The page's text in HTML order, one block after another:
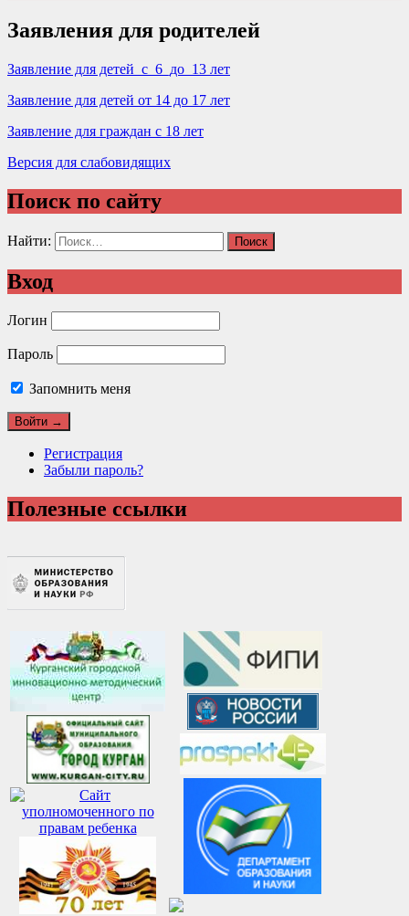
Заявления для родителей
Заявление для детей_c_6_до_13 лет
Заявление для детей от 14 до 17 лет
Заявление для граждан с 18 лет
Версия для слабовидящих
Поиск по сайту
Найти:
Вход
Логин
Пароль
Запомнить меня
Регистрация
Забыли пароль?
Полезные ссылки